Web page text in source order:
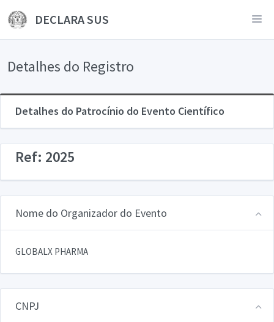
DECLARA SUS
Detalhes do Registro
Detalhes do Patrocínio do Evento Científico
Ref: 2025
Nome do Organizador do Evento
GLOBALX PHARMA
CNPJ